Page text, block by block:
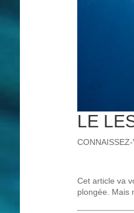
LE
Cet article va
plongée. Mais